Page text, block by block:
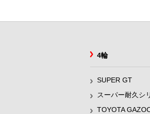
4輪
SUPER GT
スーパー耐久シ
TOYOTA